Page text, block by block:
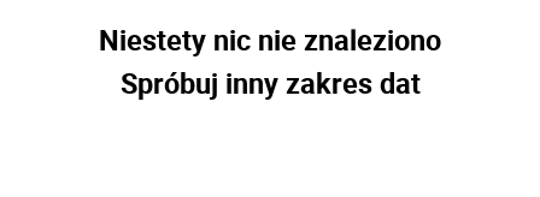
Niestety nic nie znaleziono
Spróbuj inny zakres dat